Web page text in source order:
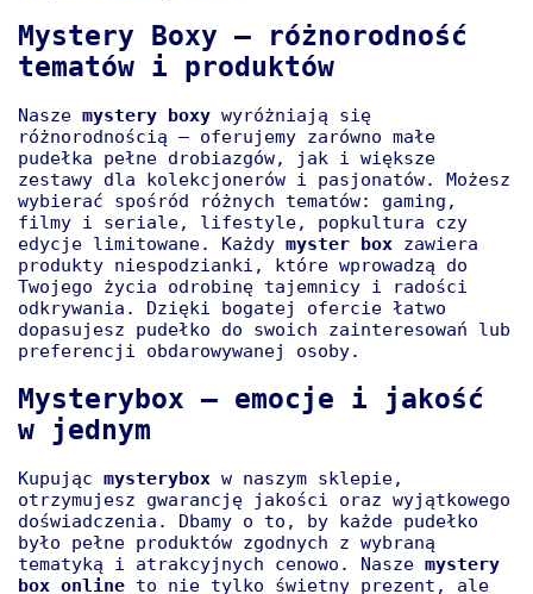
Mystery Boxy – różnorodność
tematów i produktów
Nasze mystery boxy wyróżniają się
różnorodnością – oferujemy zarówno małe
pudełka pełne drobiazgów, jak i większe
zestawy dla kolekcjonerów i pasjonatów. Możesz
wybierać spośród różnych tematów: gaming,
filmy i seriale, lifestyle, popkultura czy
edycje limitowane. Każdy myster box zawiera
produkty niespodzianki, które wprowadzą do
Twojego życia odrobinę tajemnicy i radości
odkrywania. Dzięki bogatej ofercie łatwo
dopasujesz pudełko do swoich zainteresowań lub
preferencji obdarowywanej osoby.
Mysterybox – emocje i jakość
w jednym
Kupując mysterybox w naszym sklepie,
otrzymujesz gwarancję jakości oraz wyjątkowego
doświadczenia. Dbamy o to, by każde pudełko
było pełne produktów zgodnych z wybraną
tematyką i atrakcyjnych cenowo. Nasze mystery
box online to nie tylko świetny prezent, ale